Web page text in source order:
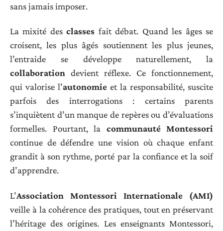
sans jamais imposer.
La mixité desclasses fait débat. Quand les âges se
croisent, les plus âgés soutiennent les plus jeunes,
l’entraide se développe naturellement, la
collaboration devient réflexe. Ce fonctionnement,
qui valorise l’autonomie et la responsabilité, suscite
parfois des interrogations : certains parents
s’inquiètent d’un manque de repères ou d’évaluations
formelles. Pourtant, la communauté Montessori
continue de défendre une vision où chaque enfant
grandit à son rythme, porté par la confiance et la soif
d’apprendre.
L’Association Montessori Internationale (AMI)
veille à la cohérence des pratiques, tout en préservant
l’héritage des origines. Les enseignants Montessori,